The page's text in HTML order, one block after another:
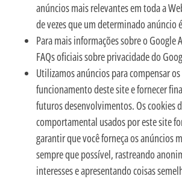
anúncios mais relevantes em toda a
de vezes que um determinado anúncio
Para mais informações sobre o Google
FAQs oficiais sobre privacidade do
Utilizamos anúncios para compensar
funcionamento deste site e fornecer
futuros desenvolvimentos. Os cookies
comportamental usados por este site
garantir que você forneça os anúncios
sempre que possível, rastreando
interesses e apresentando coisas